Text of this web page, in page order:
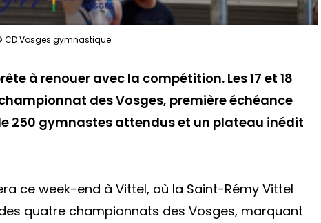
CD Vosges gymnastique
à renouer avec la compétition. Les 17 et 18
des Vosges, première échéance
250 gymnastes attendus et un plateau inédit
ce week-end à Vittel, où la Saint-Rémy Vittel
quatre championnats des Vosges, marquant